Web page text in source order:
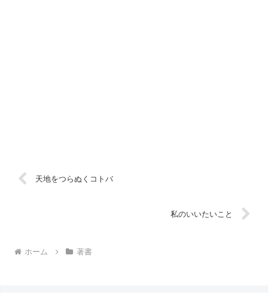
天地をつらぬくコトバ
私のいいたいこと
ホーム 著書